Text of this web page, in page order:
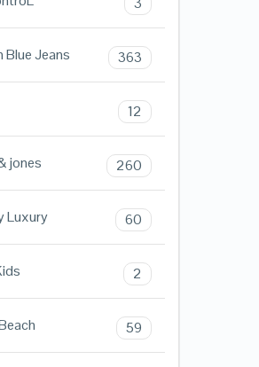
Blue Jeans 363
12
jones 260
Luxury 60
2
59